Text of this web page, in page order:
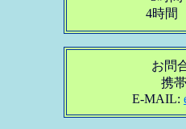
4時間
お問
携
E-MAIL: